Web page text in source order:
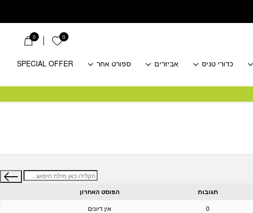
0 הרשימה שלי
0
כדורי טניס אביזרים ספורט אחר
SPECIAL OFFER
תגובות הפוסט האחרון
0
אין דיונים